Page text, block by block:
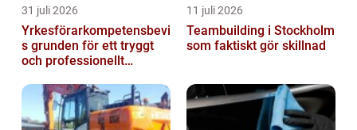
31 juli 2026
Yrkesförarkompetensbevi
s grunden för ett tryggt
och professionellt
11 juli 2026
Teambuilding i Stockholm
som faktiskt gör skillnad